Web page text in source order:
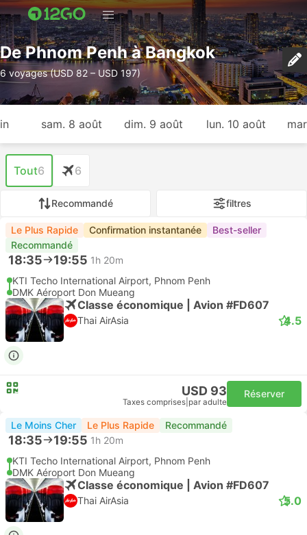
De Phnom Penh à Bangkok
6 voyages (USD 82 – USD 197)
sam. 8 août dim. 9 août lun. 10 août
Tout6 6
Recommandé filtres
Le Plus Rapide Confirmation instantanée
Best-seller
Recommandé
18:35 19:55 1h 20m
KTI Techo International Airport, Phnom Penh
DMK Aéroport Don Mueang
Classe économique | Avion #FD607
Thai AirAsia 4.5
USD 93
Taxes comprises par adulte
Réserver
Le Moins Cher Le Plus Rapide Recommandé
18:35 19:55 1h 20m
KTI Techo International Airport, Phnom Penh
DMK Aéroport Don Mueang
Classe économique | Avion #FD607
Thai AirAsia 5.0